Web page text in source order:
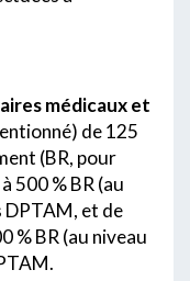
médicaux et
de 125
(BR, pour
500 % BR (au
DPTAM, et de
% BR (au niveau